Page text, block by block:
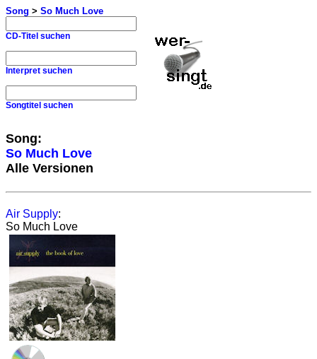
Song > So Much Love
CD-Titel suchen
Interpret suchen
Songtitel suchen
Song:
So Much Love
Alle Versionen
Air Supply:
So Much Love